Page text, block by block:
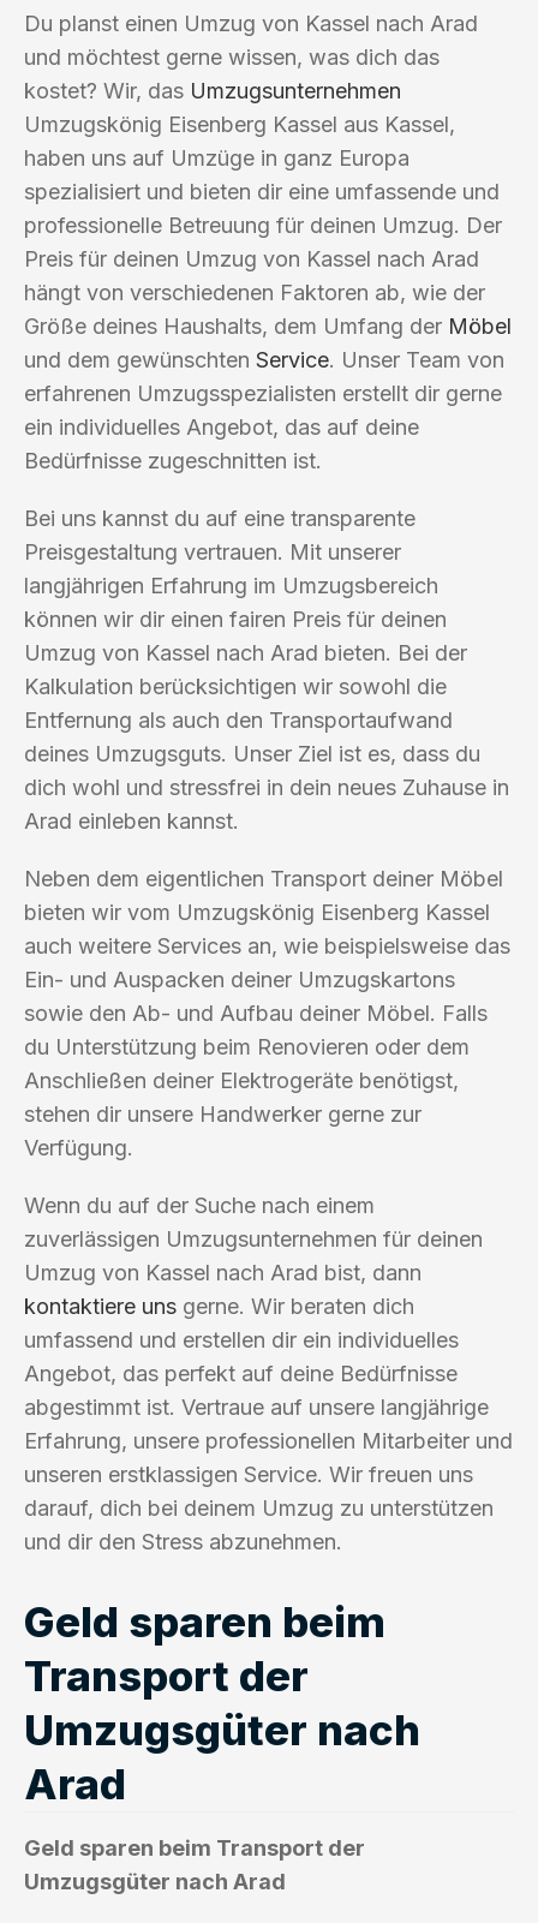
Du planst einen Umzug von Kassel nach Arad
und möchtest gerne wissen, was dich das
kostet? Wir, das Umzugsunternehmen
Umzugskönig Eisenberg Kassel aus Kassel,
haben uns auf Umzüge in ganz Europa
spezialisiert und bieten dir eine umfassende und
professionelle Betreuung für deinen Umzug. Der
Preis für deinen Umzug von Kassel nach Arad
hängt von verschiedenen Faktoren ab, wie der
Größe deines Haushalts, dem Umfang der Möbel
und dem gewünschten Service. Unser Team von
erfahrenen Umzugsspezialisten erstellt dir gerne
ein individuelles Angebot, das auf deine
Bedürfnisse zugeschnitten ist.
Bei uns kannst du auf eine transparente
Preisgestaltung vertrauen. Mit unserer
langjährigen Erfahrung im Umzugsbereich
können wir dir einen fairen Preis für deinen
Umzug von Kassel nach Arad bieten. Bei der
Kalkulation berücksichtigen wir sowohl die
Entfernung als auch den Transportaufwand
deines Umzugsguts. Unser Ziel ist es, dass du
dich wohl und stressfrei in dein neues Zuhause in
Arad einleben kannst.
Neben dem eigentlichen Transport deiner Möbel
bieten wir vom Umzugskönig Eisenberg Kassel
auch weitere Services an, wie beispielsweise das
Ein- und Auspacken deiner Umzugskartons
sowie den Ab- und Aufbau deiner Möbel. Falls
du Unterstützung beim Renovieren oder dem
Anschließen deiner Elektrogeräte benötigst,
stehen dir unsere Handwerker gerne zur
Verfügung.
Wenn du auf der Suche nach einem
zuverlässigen Umzugsunternehmen für deinen
Umzug von Kassel nach Arad bist, dann
kontaktiere uns gerne. Wir beraten dich
umfassend und erstellen dir ein individuelles
Angebot, das perfekt auf deine Bedürfnisse
abgestimmt ist. Vertraue auf unsere langjährige
Erfahrung, unsere professionellen Mitarbeiter und
unseren erstklassigen Service. Wir freuen uns
darauf, dich bei deinem Umzug zu unterstützen
und dir den Stress abzunehmen.
Geld sparen beim
Transport der
Umzugsgüter nach
Arad
Geld sparen beim Transport der
Umzugsgüter nach Arad